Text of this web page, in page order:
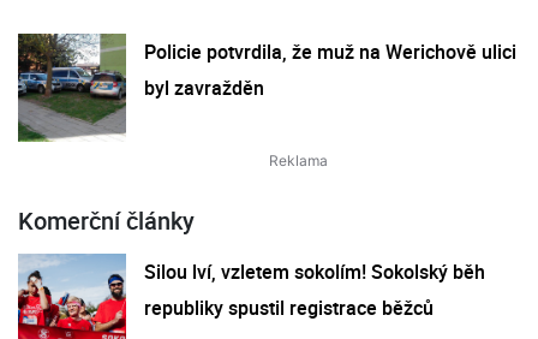
Policie potvrdila, že muž na Werichově ulici
byl zavražděn
Komerční články
Silou lví, vzletem sokolím! Sokolský běh
republiky spustil registrace běžců